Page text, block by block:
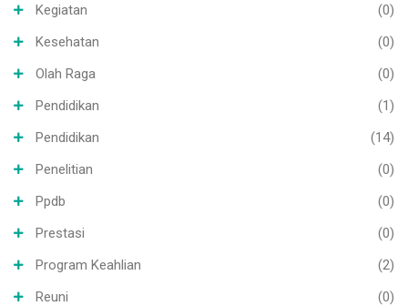
Kegiatan
(0)
Kesehatan
(0)
Olah Raga
(0)
Pendidikan
(1)
Pendidikan
(14)
Penelitian
(0)
Ppdb
(0)
Prestasi
(0)
Program Keahlian
(2)
Reuni
(0)